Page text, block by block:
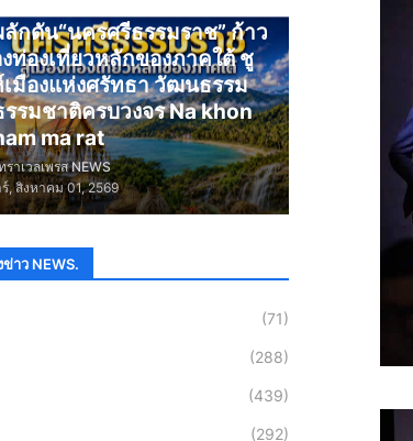
กดัน“นครศรีธรรมราช” ก้าว
ท่องเที่ยวหลักของภาคใต้ ชู
มืองแห่งศรัทธา วัฒนธรรม
รมชาติครบวงจร Na khon
ma rat
ราเวลเพรส NEWS
ร์, สิงหาคม 01, 2569
าว NEWS.
(71)
(288)
(439)
(292)